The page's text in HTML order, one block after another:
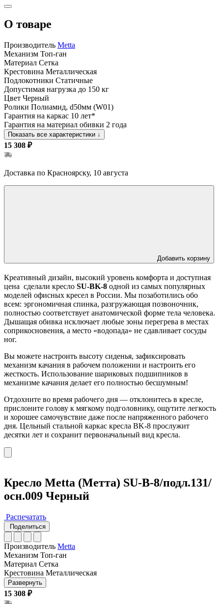
О товаре
Производитель Metta
Механизм Топ-ган
Материал Сетка
Крестовина Металлическая
Подлокотники Статичные
Допустимая нагрузка до 150 кг
Цвет Черный
Ролики Полиамид, d50мм (W01)
Гарантия на каркас 10 лет*
Гарантия на материал обивки 2 года
Показать все характеристики ↓
15 308 ₽
Доставка по Красноярску, 10 августа
Добавить корзину
Креативный дизайн, высокий уровень комфорта и доступная
цена сделали кресло SU-BK-8 одной из самых популярных
моделей офисных кресел в России. Мы позаботились обо
всем: эргономичная спинка, разгружающая позвоночник,
полностью соответствует анатомической форме тела человека.
Дышащая обивка исключает любые зоны перегрева в местах
соприкосновения, а место «водопада» не сдавливает сосуды
ног.
Вы можете настроить высоту сиденья, зафиксировать
механизм качания в рабочем положении и настроить его
жесткость. Использование шариковых подшипников в
механизме качания делает его полностью бесшумным!
Отдохните во время рабочего дня — отклонитесь в кресле,
прислоните голову к мягкому подголовнику, ощутите легкость
и хорошее самочувствие даже после напряженного рабочего
дня. Цельный стальной каркас кресла BK-8 прослужит
десятки лет и сохранит первоначальный вид кресла.
Кресло Metta (Метта) SU-B-8/подл.131/
осн.009 Черный
Распечатать
Поделиться
Производитель Metta
Механизм Топ-ган
Материал Сетка
Крестовина Металлическая
Развернуть
15 308 ₽